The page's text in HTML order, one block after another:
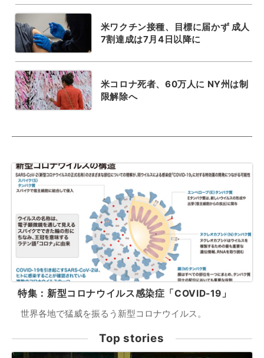
米ワクチン接種、目標に届かず 成人
7割達成は7月4日以降に
米コロナ死者、60万人に NY州は制
限解除へ
特集：新型コロナウイルス感染症「COVID-19」
世界各地で猛威を振るう新型コロナウイルス。
Top stories